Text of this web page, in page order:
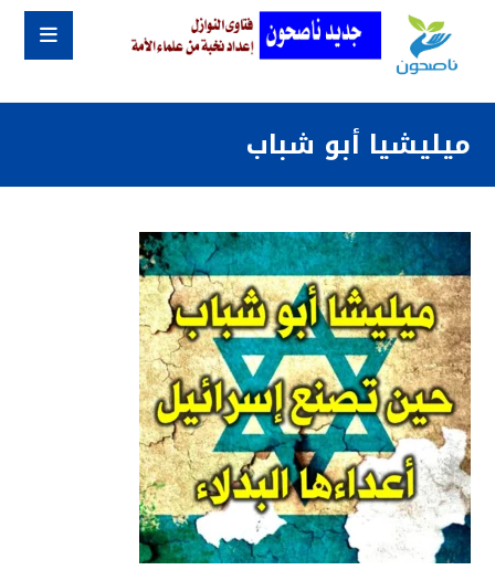
ميليشيا أبو شباب